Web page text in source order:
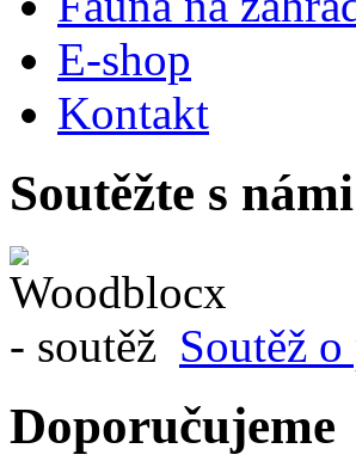
E-shop
Kontakt
Soutěžte s
Soutěž
Doporučujeme